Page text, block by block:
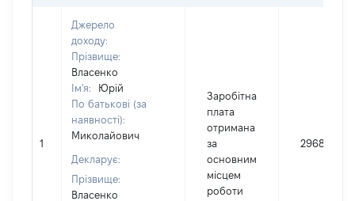
1
Джерело
доходу:
Прізвище:
Власенко
Ім'я:
Юрій
По батькові (за
наявності):
Миколайович
Декларує:
Прізвище:
Власенко
Заробітна
плата
отримана
за
основним
місцем
роботи
296883